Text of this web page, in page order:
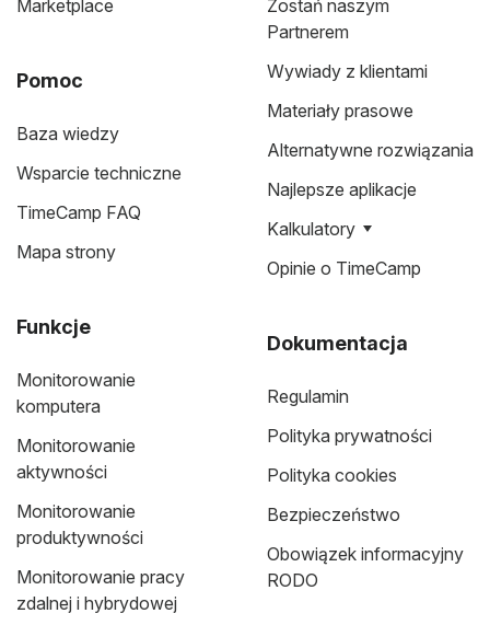
Marketplace
Pomoc
Baza wiedzy
Wsparcie techniczne
TimeCamp FAQ
Mapa strony
Funkcje
Monitorowanie
komputera
Monitorowanie
aktywności
Monitorowanie
produktywności
Monitorowanie pracy
zdalnej i hybrydowej
Zostań naszym
Partnerem
Wywiady z klientami
Materiały prasowe
Alternatywne rozwiązania
Najlepsze aplikacje
Kalkulatory
Opinie o TimeCamp
Dokumentacja
Regulamin
Polityka prywatności
Polityka cookies
Bezpieczeństwo
Obowiązek informacyjny
RODO